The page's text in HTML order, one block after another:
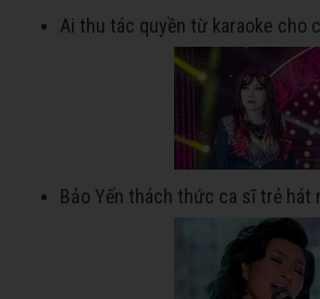
Ai thu tác quyền từ karaoke cho
Bảo Yến thách thức ca sĩ trẻ hát